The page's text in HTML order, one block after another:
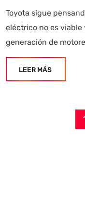
Toyota sigue
eléctrico no es
generación de
LEER MÁS